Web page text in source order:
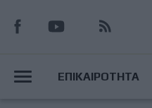
προς
κυρίως
MainΕΠΙΚΑΙΡΟΤΗΤΑ